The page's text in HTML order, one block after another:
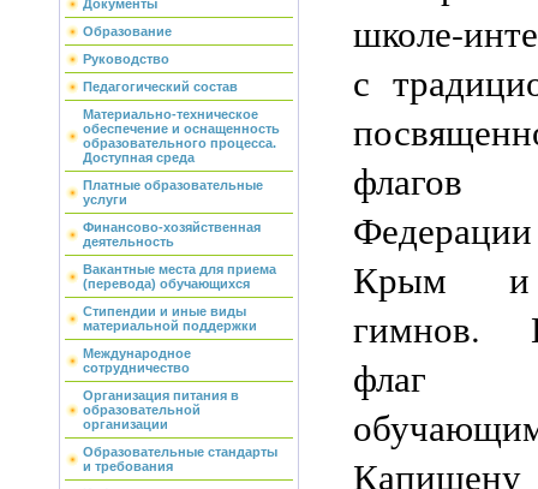
Документы
Образование
Руководство
Педагогический состав
Материально-техническое
обеспечение и оснащенность
образовательного процесса.
Доступная среда
Платные образовательные
услуги
Финансово-хозяйственная
деятельность
Вакантные места для приема
(перевода) обучающихся
Стипендии и иные виды
материальной поддержки
Международное
сотрудничество
Организация питания в
образовательной
организации
Образовательные стандарты
и требования
школе-
с
флагов
Крым и
гимнов.
флаг